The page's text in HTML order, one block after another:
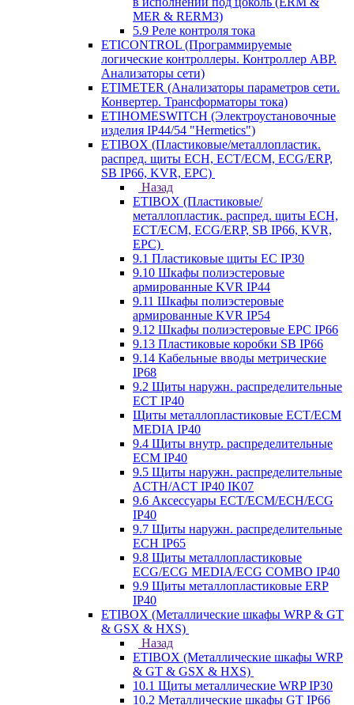
MER & RERM3)
5.9 Реле контроля тока
ETICONTROL (Программируемые
логические контроллеры. Контроллер АВР.
Анализаторы сети)
ETIMETER (Анализаторы параметров сети.
Конвертер. Трансформаторы тока)
ETIHOMESWITCH (Электроустановочные
изделия IP44/54 "Hermetics")
ETIBOX (Пластиковые/металлопластик.
распред. щиты ECH, ECT/ECM, ECG/ERP,
SB IP66, KVR, EPC)
Назад
ETIBOX (Пластиковые/
металлопластик. распред. щиты ECH,
ECT/ECM, ECG/ERP, SB IP66, KVR,
EPC)
9.1 Пластиковые щиты EC IP30
9.10 Шкафы полиэстеровые
армированные KVR IP44
9.11 Шкафы полиэстеровые
армированные KVR IP54
9.12 Шкафы полиэстеровые EPC IP66
9.13 Пластиковые коробки SB IP66
9.14 Кабельные вводы метрические
IP68
9.2 Щиты наружн. распределительные
ECT IP40
Щиты металлопластиковые ECT/ECM
MEDIA IP40
9.4 Щиты внутр. распределительные
ECМ IP40
9.5 Щиты наружн. распределительные
ACTH/ACT IP40 IK07
9.6 Аксессуары ECT/ECM/ECH/ECG
IP40
9.7 Щиты наружн. распределительные
ECH IP65
9.8 Щиты металлопластиковые
ECG/ECG MEDIA/ECG COMBO IP40
9.9 Щиты металлопластиковые ERP
IP40
ETIBOX (Металлические шкафы WRP & GT
& GSX & HXS)
Назад
ETIBOX (Металлические шкафы WRP
& GT & GSX & HXS)
10.1 Щиты металлические WRP IP30
10.2 Металлические шкафы GT IP66